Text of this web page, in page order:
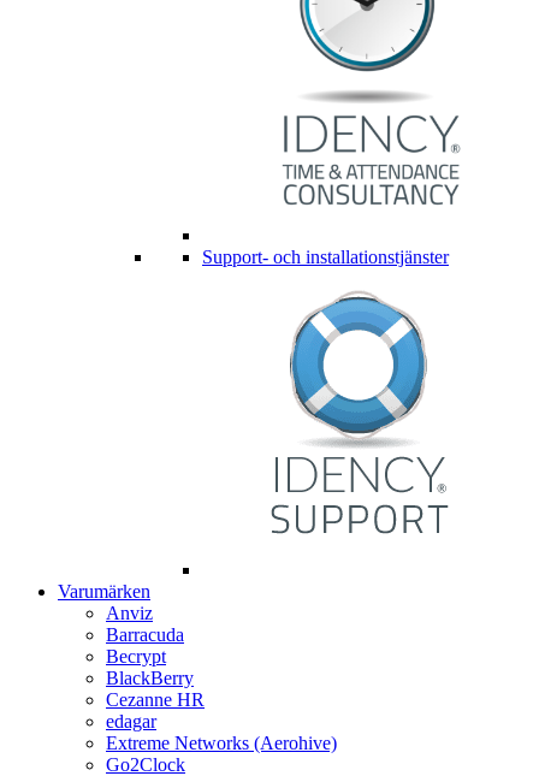
Support- och installationstjänster
Varumärken
Anviz
Barracuda
Becrypt
BlackBerry
Cezanne HR
edagar
Extreme Networks (Aerohive)
Go2Clock